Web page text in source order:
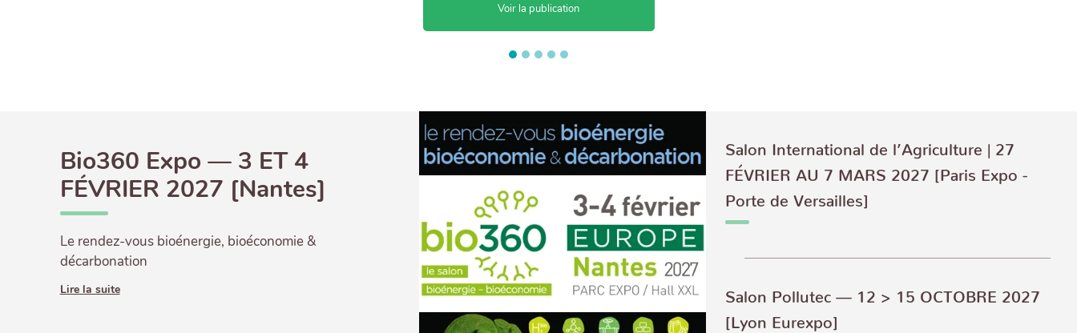
Voir la publication
Bio360 Expo — 3 ET 4
FÉVRIER 2027 [Nantes]
Le rendez-vous bioénergie, bioéconomie &
décarbonation
Lire la suite
Salon International de l’Agriculture | 27
FÉVRIER AU 7 MARS 2027 [Paris Expo -
Porte de Versailles]
Salon Pollutec — 12 > 15 OCTOBRE 2027
[Lyon Eurexpo]